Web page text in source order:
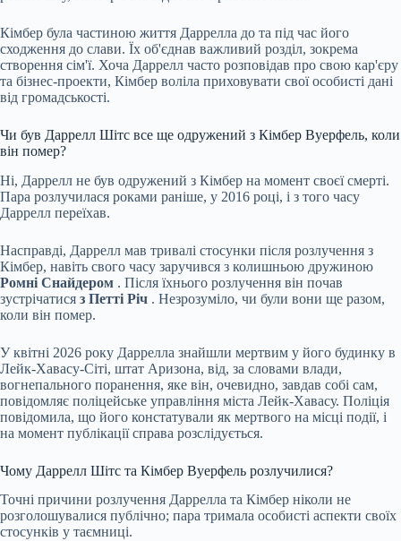
Кімбер була частиною життя Даррелла до та під час його
сходження до слави. Їх об'єднав важливий розділ, зокрема
створення сім'ї. Хоча Даррелл часто розповідав про свою кар'єру
та бізнес-проекти, Кімбер воліла приховувати свої особисті дані
від громадськості.
Чи був Даррелл Шітс все ще одружений з Кімбер Вуерфель, коли
він помер?
Ні, Даррелл не був одружений з Кімбер на момент своєї смерті.
Пара розлучилася роками раніше, у 2016 році, і з того часу
Даррелл переїхав.
Насправді, Даррелл мав тривалі стосунки після розлучення з
Кімбер, навіть свого часу заручився з колишньою дружиною
Ромні Снайдером . Після їхнього розлучення він почав
зустрічатися з Петті Річ . Незрозуміло, чи були вони ще разом,
коли він помер.
У квітні 2026 року Даррелла знайшли мертвим у його будинку в
Лейк-Хавасу-Сіті, штат Аризона, від, за словами влади,
вогнепального поранення, яке він, очевидно, завдав собі сам,
повідомляє поліцейське управління міста Лейк-Хавасу. Поліція
повідомила, що його констатували як мертвого на місці події, і
на момент публікації справа розслідується.
Чому Даррелл Шітс та Кімбер Вуерфель розлучилися?
Точні причини розлучення Даррелла та Кімбер ніколи не
розголошувалися публічно; пара тримала особисті аспекти своїх
стосунків у таємниці.